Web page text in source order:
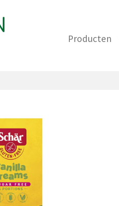
Producten